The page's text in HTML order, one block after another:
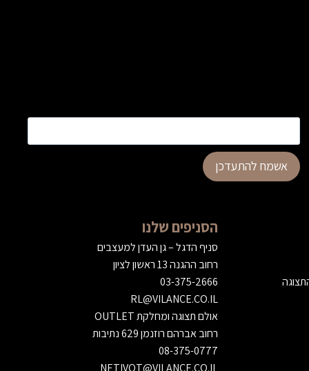
אשמח להתעדכן
הסניפים שלנו
סניף הדגל – גן העדן למעצבים
רחוב ההגנה 13 ראשון לציון
03-375-2666
RL@VILANCE.CO.IL
אולם תצוגה ומחלקת OUTLET
רחוב אברהם רוזנמן 629 נתיבות
08-375-0777
NETIVOT@VILANCE.CO.IL